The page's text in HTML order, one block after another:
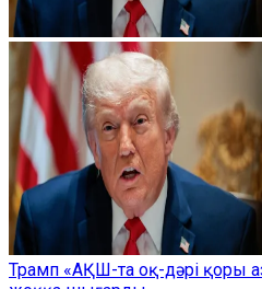
Трамп «АҚШ-та оқ-дәрі қоры